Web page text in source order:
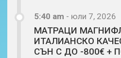
5:40 am - юли 7, 2026
МАТРАЦИ
ИТАЛИАНСКО
СЪН С ДО -800€ +